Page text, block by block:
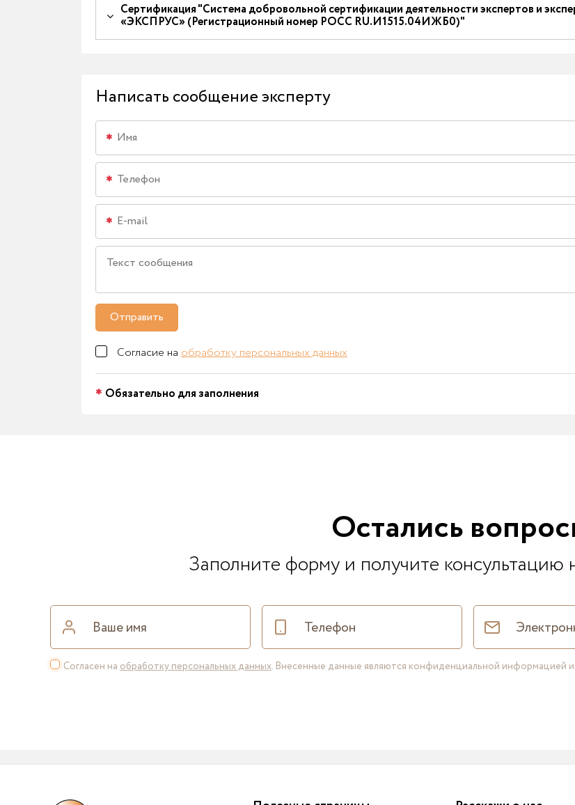
Сертификация "Система добровольной сертификации деятельности экспертов и
«ЭКСПРУС» (Регистрационный номер РОСС RU.И1515.04ИЖБ0)"
Написать сообщение эксперту
Отправить
Согласие на обработку персональных данных
Обязательно для заполнения
Остались
Заполните форму и получите консультацию
Согласен на обработку персональных данных. Внесенные данные являются конфиденциальной информацией